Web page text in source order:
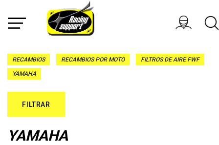
RECAMBIOS RECAMBIOS POR MOTO FILTROS DE AIRE FWF
YAMAHA
FILTRAR
YAMAHA